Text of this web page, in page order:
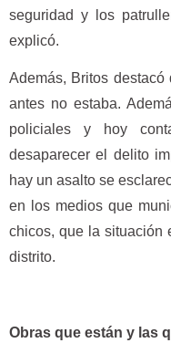
seguridad y los
explicó.
Además, Britos destacó
antes no estaba.
policiales y hoy
desaparecer el delito
hay un asalto se
en los medios que
chicos, que la situación
distrito.
Obras que están y las